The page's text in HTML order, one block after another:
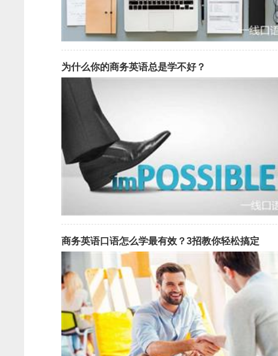
为什么你的商务英语总是学不好？
商务英语口语怎么学最有效？3招教你轻松搞定